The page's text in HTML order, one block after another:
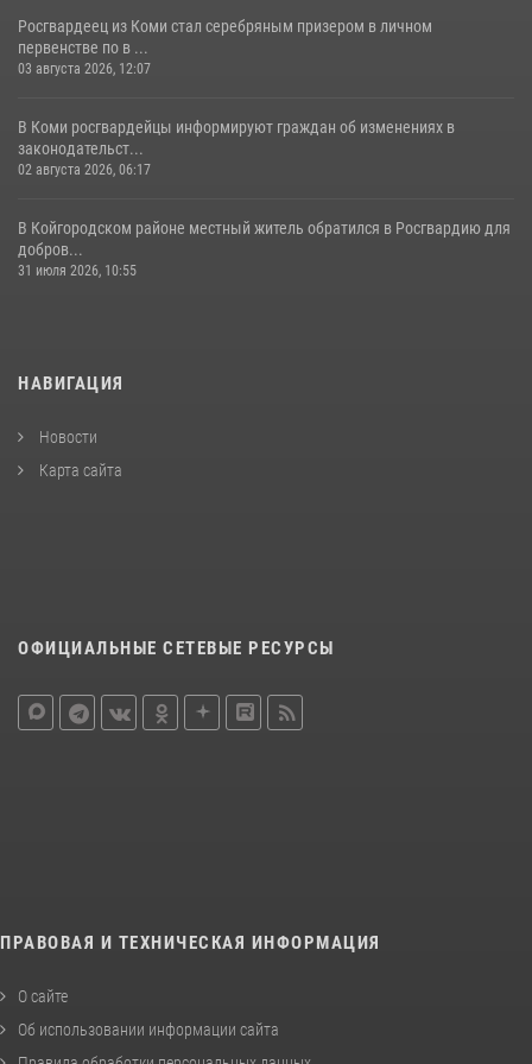
Росгвардеец из Коми стал серебряным призером в личном
первенстве по в ...
03 августа 2026, 12:07
В Коми росгвардейцы информируют граждан об изменениях в
законодательст...
02 августа 2026, 06:17
В Койгородском районе местный житель обратился в Росгвардию для
добров...
31 июля 2026, 10:55
НАВИГАЦИЯ
Новости
Карта сайта
ОФИЦИАЛЬНЫЕ СЕТЕВЫЕ РЕСУРСЫ
ПРАВОВАЯ И ТЕХНИЧЕСКАЯ ИНФОРМАЦИЯ
О сайте
Об использовании информации сайта